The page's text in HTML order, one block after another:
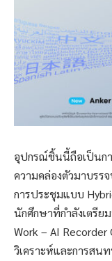
อุปกรณ์ชิ้นนี้ถือเป็นก
ความคล่องตัวมาบรร
การประชุมแบบ
นักศึกษาที่กำลังเตรีย
Work – AI
วิเคราะห์และการสน